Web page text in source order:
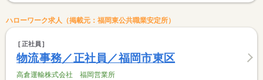
ハローワーク求人（掲載元：福岡東公共職業安定所）
正社員
物流事務／正社員／福岡市東区
高倉運輸株式会社 福岡営業所